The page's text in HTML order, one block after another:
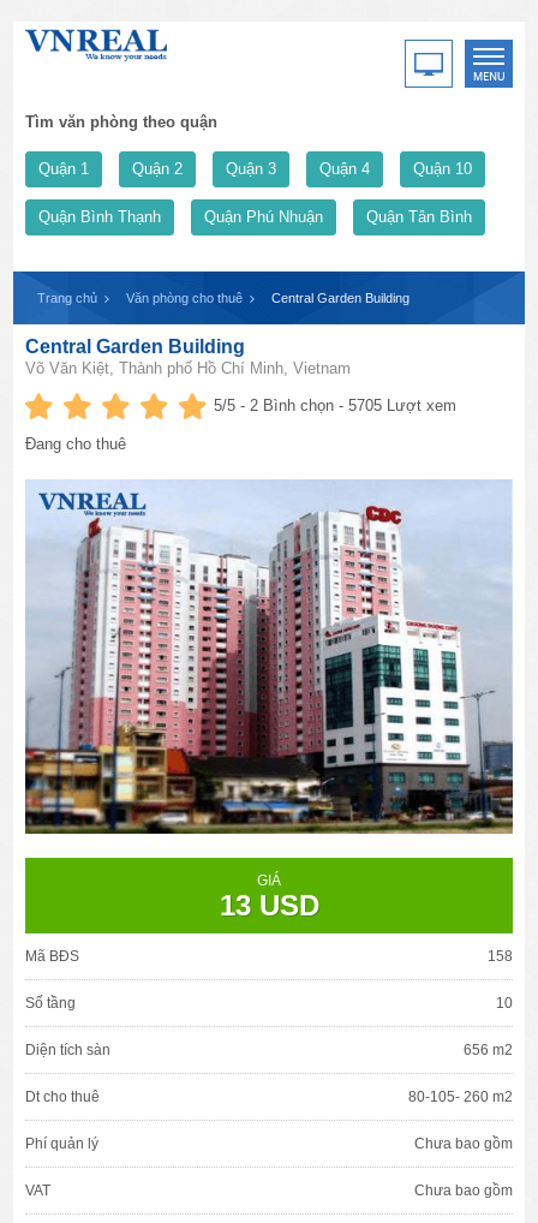
Tìm văn phòng theo quận
Quận 1 Quận 2 Quận 3 Quận 4 Quận 10
Quận Bình Thạnh Quận Phú Nhuận Quận Tân Bình
Trang chủ Văn phòng cho thuê Central Garden Building
Central Garden Building
Võ Văn Kiệt, Thành phố Hồ Chí Minh, Vietnam
5/5 -2 Bình chọn - 5705 Lượt xem
Đang cho thuê
GIÁ
13 USD
Mã BĐS 158
Số tầng 10
Diện tích sàn 656 m2
Dt cho thuê 80-105- 260 m2
Phí quản lý Chưa bao gồm
VAT Chưa bao gồm